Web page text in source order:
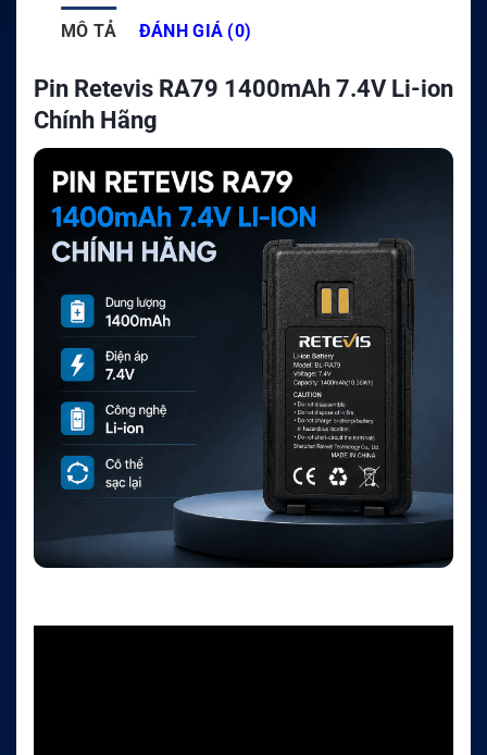
MÔ TẢ ĐÁNH GIÁ (0)
Pin Retevis RA79 1400mAh 7.4V Li-ion
Chính Hãng